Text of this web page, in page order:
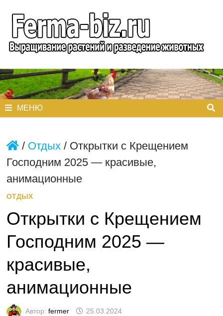
содержимому
МЕНЮ
/ Отдых/ Открытки с Крещением
Господним 2025 — красивые,
анимационные
ОТДЫХ
Открытки с Крещением
Господним 2025 —
красивые,
анимационные
Автор: fermer 25.03.2024